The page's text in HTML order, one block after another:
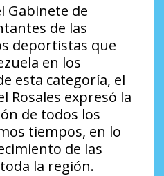
Gabinete de
de las
deportistas que
en los
esta categoría, el
Rosales expresó la
de todos los
tiempos, en lo
de las
la región.